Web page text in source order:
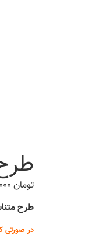
تومان
طرح
در صورتی